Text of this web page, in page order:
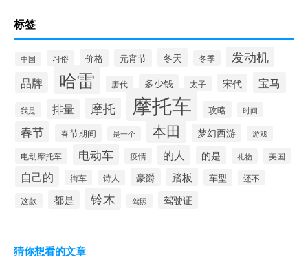
标签
中国 习俗 价格 元宵节 冬天 冬季 发动机
品牌 哈雷 唐代 多少钱 太子 宋代 宝马
我是 排量 摩托 摩托车 攻略 时间
春节 春节期间 是一个 本田 梦幻西游 游戏
电动摩托车 电动车 疫情 的人 的是 礼物 美国
自己的 街车 诗人 豪爵 踏板 车型 还不
这款 都是 铃木 驾照 驾驶证
猜你想看的文章